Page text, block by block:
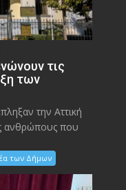
τις
των
την Αττική
ανθρώπους που
των Δήμων